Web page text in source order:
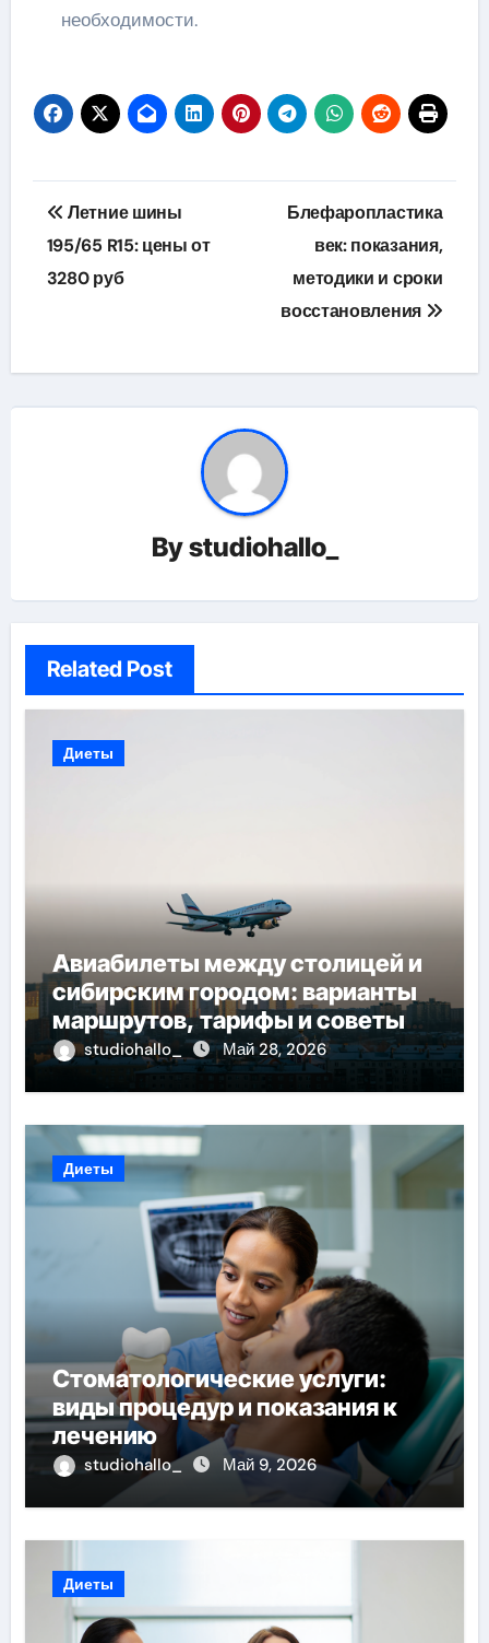
необходимости.
Навигация
по
записям
Летние шины
195/65 R15: цены от
3280 руб
Блефаропластика
век: показания,
методики и сроки
восстановления
Bystudiohallo_
Related Post
Диеты
Авиабилеты между столицей и
сибирским городом: варианты
маршрутов, тарифы и советы
по планированию поездки
studiohallo_ Май 28, 2026
Диеты
Стоматологические услуги:
виды процедур и показания к
лечению
studiohallo_ Май 9, 2026
Диеты